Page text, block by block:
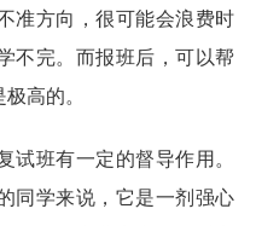
准方向，很可能会浪费时
不完。而报班后，可以帮
高的。
试班有一定的督导作用。
同学来说，它是一剂强心